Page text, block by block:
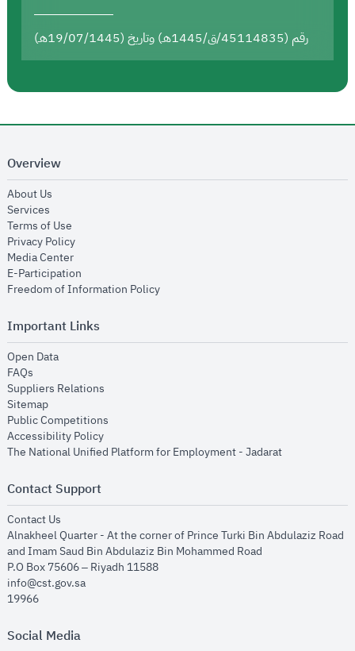
رقم (45114835/ق/1445هـ) وتاريخ (19/07/1445هـ)
Overview
About Us
Services
Terms of Use
Privacy Policyopens in new window
Media Centeropens in new window
E-Participation
Freedom of Information Policyopens in new window
Important Links
Open Dataopens in new window
FAQs
Suppliers Relations
Sitemapopens in new window
Public Competitions
Accessibility Policyopens in new window
The National Unified Platform for Employment - Jadaratopens in new
Contact Support
Contact Us
Alnakheel Quarter - At the corner of Prince Turki Bin Abdulaziz Road
and Imam Saud Bin Abdulaziz Bin Mohammed Road​
P.O Box 75606 – Riyadh 11588
info@cst.gov.sa
19966
Social Media